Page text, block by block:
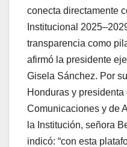
conecta directamente
Institucional
transparencia como
afirmó la presidente
Gisela Sánchez. Por
Honduras y
Comunicaciones y de
la Institución, señora
indicó: “con esta